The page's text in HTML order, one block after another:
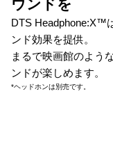
ウンドを
DTS Headphone:X™
ンド効果を提供。
まるで映画館のよう
ンドが楽しめます。
*ヘッドホンは別売です。